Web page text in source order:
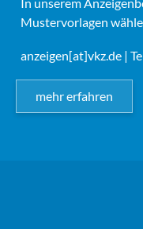
Mustervorlagen
anzeigen[at]vkz.de |
mehr erfahren